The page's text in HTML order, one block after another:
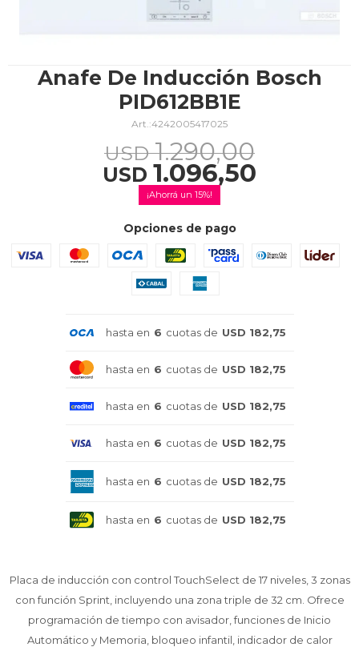
Anafe De Inducción Bosch
PID612BB1E
4242005417025
USD 1.096,50
USD 1.290,00
15
Opciones de pago
hasta en 6 cuotas de USD 182,75
hasta en 6 cuotas de USD 182,75
hasta en 6 cuotas de USD 182,75
hasta en 6 cuotas de USD 182,75
hasta en 6 cuotas de USD 182,75
hasta en 6 cuotas de USD 182,75
Placa de inducción con control TouchSelect de 17 niveles, 3 zonas
con función Sprint, incluyendo una zona triple de 32 cm. Ofrece
programación de tiempo con avisador, funciones de Inicio
Automático y Memoria, bloqueo infantil, indicador de calor
Cuidado personal
Celulares
Atención Personalizada